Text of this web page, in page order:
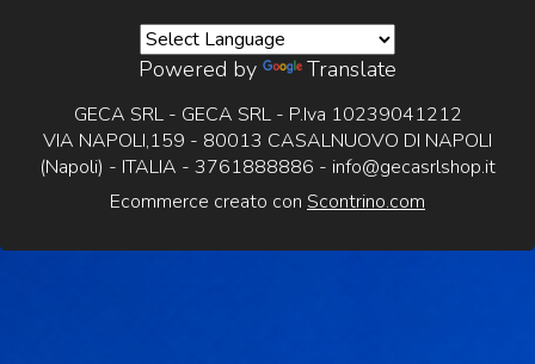
Powered by Translate
GECA SRL - GECA SRL - P.Iva 10239041212
VIA NAPOLI,159 - 80013 CASALNUOVO DI NAPOLI
(Napoli) - ITALIA - 3761888886 - info@gecasrlshop.it
Ecommerce creato con Scontrino.com